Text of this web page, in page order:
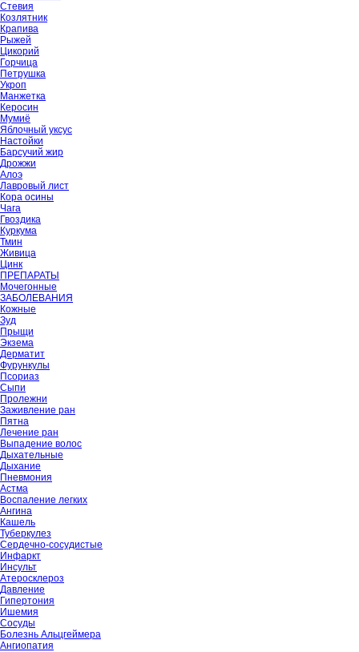
Стевия
Козлятник
Крапива
Рыжей
Цикорий
Горчица
Петрушка
Укроп
Манжетка
Керосин
Мумиё
Яблочный уксус
Настойки
Барсучий жир
Дрожжи
Алоэ
Лавровый лист
Кора осины
Чага
Гвоздика
Куркума
Тмин
Живица
Цинк
ПРЕПАРАТЫ
Мочегонные
ЗАБОЛЕВАНИЯ
Кожные
Зуд
Прыщи
Экзема
Дерматит
Фурункулы
Псориаз
Сыпи
Пролежни
Заживление ран
Пятна
Лечение ран
Выпадение волос
Дыхательные
Дыхание
Пневмония
Астма
Воспаление легких
Ангина
Кашель
Туберкулез
Сердечно-сосудистые
Инфаркт
Инсульт
Атеросклероз
Давление
Гипертония
Ишемия
Сосуды
Болезнь Альцгеймера
Ангиопатия